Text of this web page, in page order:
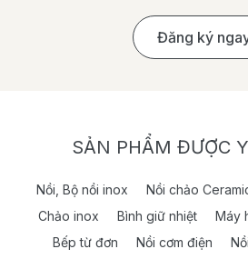
Đăng ký
SẢN PHẨM ĐƯỢC
Nồi, Bộ nồi inox Nồi chảo
Chảo inox
Bình giữ nhiệt Máy
Bếp từ đơn
Nồi cơm điện